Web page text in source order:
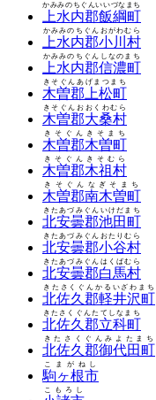
上水内郡飯綱町
かみみのちぐんいいづなまち
上水内郡小川村
かみみのちぐんおがわむら
上水内郡信濃町
かみみのちぐんしなのまち
木曽郡上松町
きそぐんあげまつまち
木曽郡大桑村
きそぐんおおくわむら
木曽郡木曽町
きそぐんきそまち
木曽郡木祖村
きそぐんきそむら
木曽郡南木曽町
きそぐんなぎそまち
北安曇郡池田町
きたあづみぐんいけだまち
北安曇郡小谷村
きたあづみぐんおたりむら
北安曇郡白馬村
きたあづみぐんはくばむら
北佐久郡軽井沢町
きたさくぐんかるいざわまち
北佐久郡立科町
きたさくぐんたてしなまち
北佐久郡御代田町
きたさくぐんみよたまち
駒ヶ根市
こまがねし
こもろし